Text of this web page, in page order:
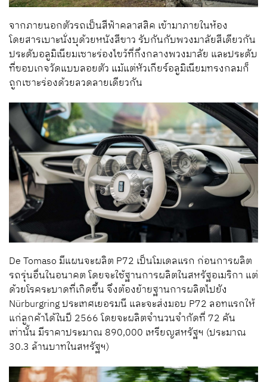
จากภายนอกตัวรถเป็นสีฟ้าคลาสสิค เข้ามาภายในห้อง
โดยสารเบาะนั่งบุด้วยหนังสีขาว รับกันกับพวงมาลัยสีเดียวกัน
ประดับอลูมิเนียมเซาะร่องไขว้ที่กึ่งกลางพวงมาลัย และประดับ
ที่ขอบเกจวัดแบบลอยตัว แม้แต่หัวเกียร์อลูมิเนียมทรงกลมก็
ถูกเซาะร่องด้วยลวดลายเดียวกัน
De Tomaso มีแผนจะผลิต P72 เป็นโมเดลแรก ก่อนการผลิต
รถรุ่นอื่นในอนาคต โดยจะใช้ฐานการผลิตในสหรัฐอเมริกา แต่
ด้วยโรคระบาดที่เกิดขึ้น จึงต้องย้ายฐานการผลิตไปยัง
Nürburgring ประเทศเยอรมนี และจะส่งมอบ P72 ลอทแรกให้
แก่ลูกค้าได้ในปี 2566 โดยจะผลิตจำนวนจำกัดที่ 72 คัน
เท่านั้น มีราคาประมาณ 890,000 เหรียญสหรัฐฯ (ประมาณ
30.3 ล้านบาทในสหรัฐฯ)